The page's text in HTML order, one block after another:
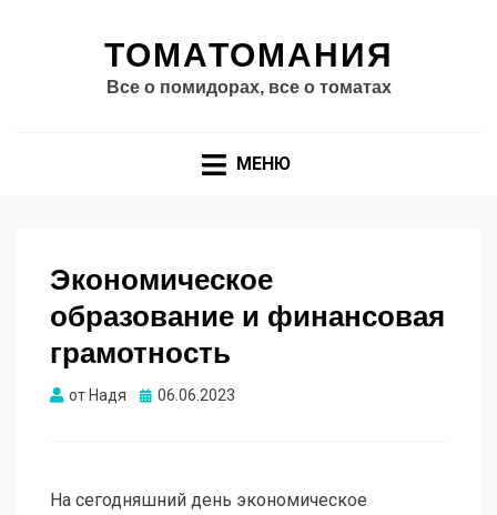
ТОМАТОМАНИЯ
Все о помидорах, все о томатах
МЕНЮ
Экономическое
образование и финансовая
грамотность
от Надя Опубликовано
06.06.2023
На сегодняшний день экономическое